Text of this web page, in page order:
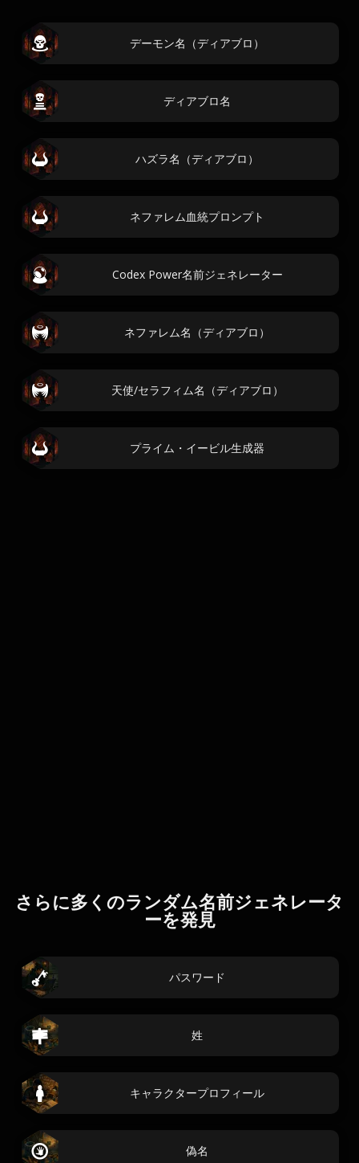
デーモン名（ディアブロ）
ディアブロ名
ハズラ名（ディアブロ）
ネファレム血統プロンプト
Codex Power名前ジェネレーター
ネファレム名（ディアブロ）
天使/セラフィム名（ディアブロ）
プライム・イービル生成器
さらに多くのランダム名前ジェネレータ
ーを発見
パスワード
姓
キャラクタープロフィール
偽名